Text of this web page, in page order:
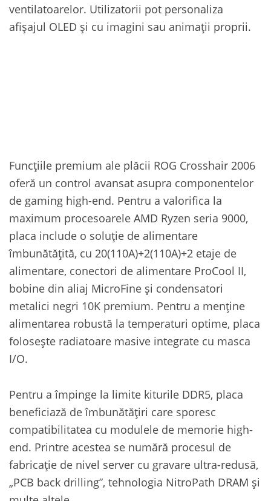
ventilatoarelor. Utilizatorii pot personaliza
afișajul OLED și cu imagini sau animații proprii.
Funcțiile premium ale plăcii ROG Crosshair 2006
oferă un control avansat asupra componentelor
de gaming high-end. Pentru a valorifica la
maximum procesoarele AMD Ryzen seria 9000,
placa include o soluție de alimentare
îmbunătățită, cu 20(110A)+2(110A)+2 etaje de
alimentare, conectori de alimentare ProCool II,
bobine din aliaj MicroFine și condensatori
metalici negri 10K premium. Pentru a menține
alimentarea robustă la temperaturi optime, placa
folosește radiatoare masive integrate cu masca
I/O.
Pentru a împinge la limite kiturile DDR5, placa
beneficiază de îmbunătățiri care sporesc
compatibilitatea cu modulele de memorie high-
end. Printre acestea se numără procesul de
fabricație de nivel server cu gravare ultra-redusă,
„PCB back drilling”, tehnologia NitroPath DRAM și